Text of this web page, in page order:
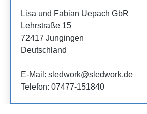
Lisa und Fabian Uepach GbR
Lehrstraße 15
72417 Jungingen
Deutschland
E-Mail: sledwork@sledwork.de
Telefon: 07477-151840